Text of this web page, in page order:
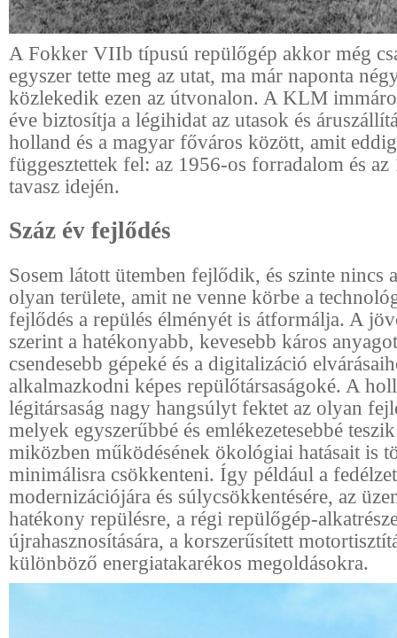
A Fokker VIIb típusú repülőgép akkor még
egyszer tette meg az utat, ma már naponta
közlekedik ezen az útvonalon. A KLM
éve biztosítja a légihidat az utasok és
holland és a magyar főváros között, amit
függesztettek fel: az 1956-os forradalom és az
tavasz idején.
Száz év fejlődés
Sosem látott ütemben fejlődik, és szinte nincs
olyan területe, amit ne venne körbe a
fejlődés a repülés élményét is átformálja. A
szerint a hatékonyabb, kevesebb káros
csendesebb gépeké és a digitalizáció
alkalmazkodni képes repülőtársaságoké. A
légitársaság nagy hangsúlyt fektet az olyan
melyek egyszerűbbé és emlékezetesebbé
miközben működésének ökológiai hatásait is
minimálisra csökkenteni. Így például a fedélzet
modernizációjára és súlycsökkentésére, az
hatékony repülésre, a régi repülőgép-
újrahasznosítására, a korszerűsített
különböző energiatakarékos megoldásokra.